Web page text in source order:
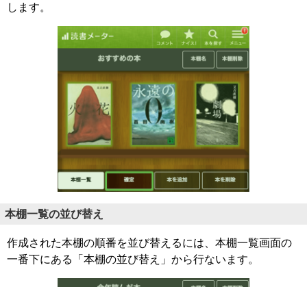
します。
本棚一覧の並び替え
作成された本棚の順番を並び替えるには、本棚一覧画面の
一番下にある「本棚の並び替え」から行ないます。